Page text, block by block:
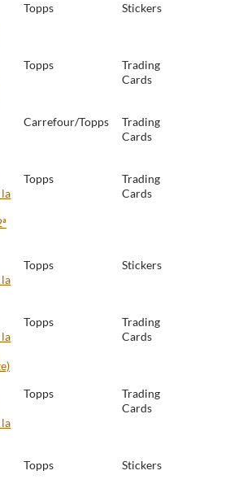
Topps Stickers
Topps
Trading
Cards
Carrefour/Topps
Trading
Cards
Topps
Trading
Cards
Topps Stickers
Topps
Trading
Cards
Topps
Trading
Cards
Topps Stickers